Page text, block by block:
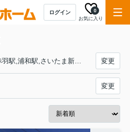
ログイン
お気に入り
0
変更
変更